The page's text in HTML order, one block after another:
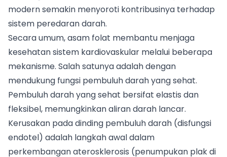
modern semakin menyoroti kontribusinya terhadap
sistem peredaran darah.
Secara umum, asam folat membantu menjaga
kesehatan sistem kardiovaskular melalui beberapa
mekanisme. Salah satunya adalah dengan
mendukung fungsi pembuluh darah yang sehat.
Pembuluh darah yang sehat bersifat elastis dan
fleksibel, memungkinkan aliran darah lancar.
Kerusakan pada dinding pembuluh darah (disfungsi
endotel) adalah langkah awal dalam
perkembangan aterosklerosis (penumpukan plak di